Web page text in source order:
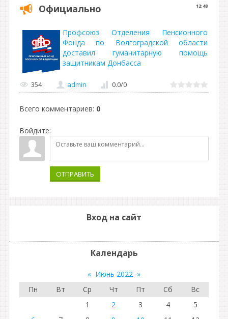
12:48
Официально
Профсоюз Отделения Пенсионного
Фонда по Волгоградской области
доставил гуманитарную помощь
защитникам Донбасса
354 admin 0.0/0
Всего комментариев: 0
Войдите:
ОТПРАВИТЬ
Вход на сайт
Календарь
« Июнь 2022 »
Пн
Вт Ср Чт Пт Сб
Вс
1
2 3 4
5